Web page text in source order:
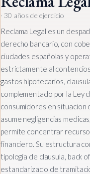
· 30 años de ejercicio
Reclama Legal es un
derecho bancario, con
ciudades españolas y
estrictamente al
gastos hipotecarios,
complementado por la Ley
consumidores en situacion
asume negligencias
permite concentrar
financiero. Su estructura
tipologia de clausula, back
estandarizado de